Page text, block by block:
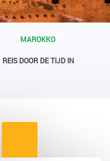
MAROKKO
REIS DOOR DE TIJD IN